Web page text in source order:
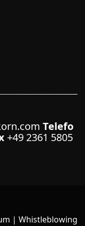
Telefo
+49 2361 5805
| Whistleblowing